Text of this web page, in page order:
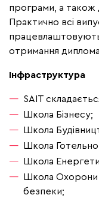
програми, а також
Практично всі
отримання
Інфраструктура
SAIT
Школа Бізнесу;
Школа
Школа
Школа
Школа Охорони
безпеки;